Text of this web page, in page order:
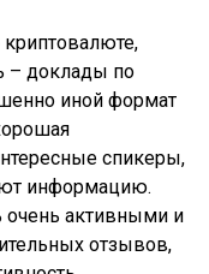
– доклады по
иной формат
спикеры,
информацию.
очень активными и
отзывов,